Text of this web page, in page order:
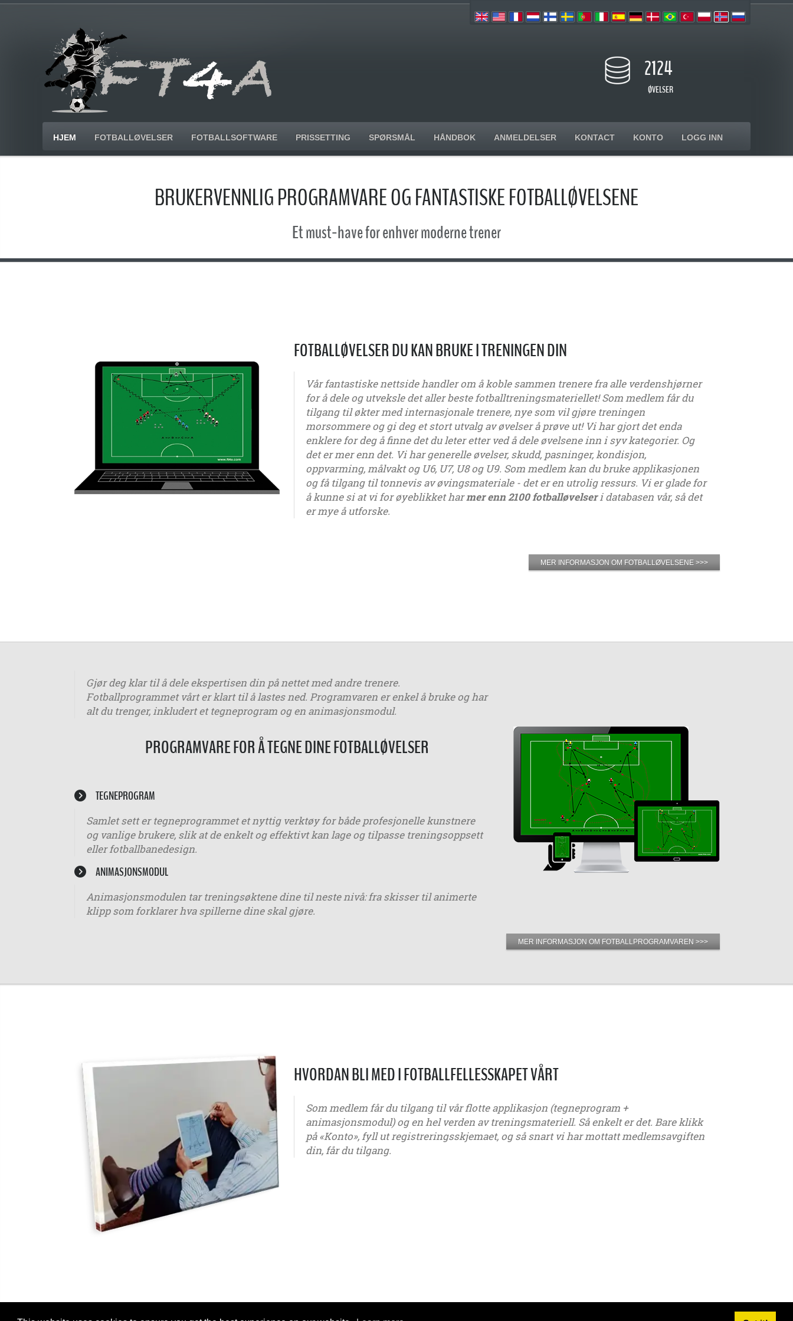
2124
ØVELSER
HJEM FOTBALLØVELSER FOTBALLSOFTWARE PRISSETTING SPØRSMÅL HÅNDBOK ANMELDELSER KONTACT KONTO LOGG INN
BRUKERVENNLIG PROGRAMVARE OG FANTASTISKE FOTBALLØVELSENE
Et must-have for enhver moderne trener
FOTBALLØVELSER DU KAN BRUKE I TRENINGEN DIN
Vår fantastiske nettside handler om å koble sammen trenere fra alle verdenshjørner
for å dele og utveksle det aller beste fotballtreningsmateriellet! Som medlem får du
tilgang til økter med internasjonale trenere, nye som vil gjøre treningen
morsommere og gi deg et stort utvalg av øvelser å prøve ut! Vi har gjort det enda
enklere for deg å finne det du leter etter ved å dele øvelsene inn i syv kategorier. Og
det er mer enn det. Vi har generelle øvelser, skudd, pasninger, kondisjon,
oppvarming, målvakt og U6, U7, U8 og U9. Som medlem kan du bruke applikasjonen
og få tilgang til tonnevis av øvingsmateriale - det er en utrolig ressurs. Vi er glade for
å kunne si at vi for øyeblikket harmer enn 2100 fotballøvelseri databasen vår, så det
er mye å utforske.
MER INFORMASJON OM FOTBALLØVELSENE >>>
Gjør deg klar til å dele ekspertisen din på nettet med andre trenere.
Fotballprogrammet vårt er klart til å lastes ned. Programvaren er enkel å bruke og har
alt du trenger, inkludert et tegneprogram og en animasjonsmodul.
PROGRAMVARE FOR Å TEGNE DINE FOTBALLØVELSER
TEGNEPROGRAM
Samlet sett er tegneprogrammet et nyttig verktøy for både profesjonelle kunstnere
og vanlige brukere, slik at de enkelt og effektivt kan lage og tilpasse treningsoppsett
eller fotballbanedesign.
ANIMASJONSMODUL
Animasjonsmodulen tar treningsøktene dine til neste nivå: fra skisser til animerte
klipp som forklarer hva spillerne dine skal gjøre.
MER INFORMASJON OM FOTBALLPROGRAMVAREN >>>
HVORDAN BLI MED I FOTBALLFELLESSKAPET VÅRT
Som medlem får du tilgang til vår flotte applikasjon (tegneprogram +
animasjonsmodul) og en hel verden av treningsmateriell. Så enkelt er det. Bare klikk
på «Konto», fyll ut registreringsskjemaet, og så snart vi har mottatt medlemsavgiften
din, får du tilgang.